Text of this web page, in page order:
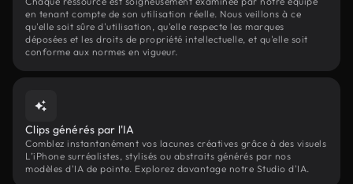
en tenant compte de son utilisation réelle. Nous veillons à ce
qu'elle soit sûre d'utilisation, qu'elle respecte les marques
déposées et les droits de propriété intellectuelle, et qu'elle soit
conforme aux normes en vigueur.
Clips générés par l'IA
Comblez instantanément vos lacunes créatives grâce à des visuels
L’iPhone surréalistes, stylisés ou abstraits générés par nos
modèles d'IA de pointe. Explorez davantage notre Studio d'IA.